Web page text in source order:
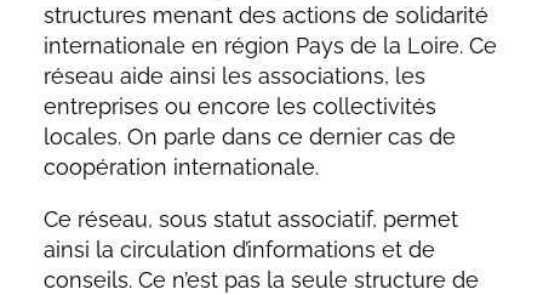
structures menant des actions de solidarité
internationale en région Pays de la Loire. Ce
réseau aide ainsi les associations, les
entreprises ou encore les collectivités
locales. On parle dans ce dernier cas de
coopération internationale.
Ce réseau, sous statut associatif, permet
ainsi la circulation d’informations et de
conseils. Ce n’est pas la seule structure de